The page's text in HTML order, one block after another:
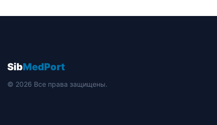
SibMedPort
© 2026 Все права защищены.